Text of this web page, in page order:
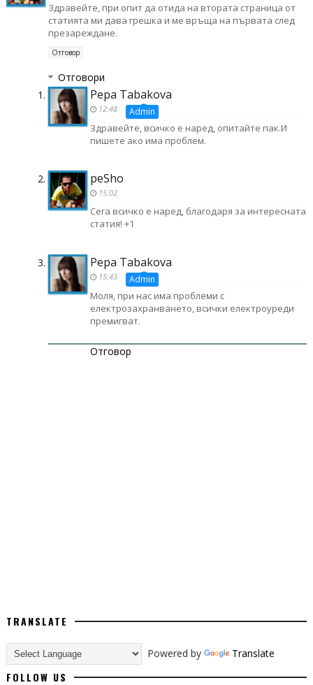
Здравейте, при опит да отида на втората страница от
статията ми дава грешка и ме връща на първата след
презареждане.
Отговор
Отговори
Pepa Tabakova
12:48
Здравейте, всичко е наред, опитайте пак.И
пишете ако има проблем.
peSho
15:02
Сега всичко е наред, благодаря за интересната
статия! +1
Pepa Tabakova
15:43
Моля, при нас има проблеми с
електрозахранването, всички електроуреди
премигват.
Отговор
TRANSLATE
Powered by Translate
FOLLOW US